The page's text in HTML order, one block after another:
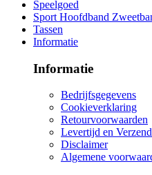
Speelgoed
Sport Hoofdband
Tassen
Informatie
Informatie
Bedrijfsgegevens
Cookieverklaring
Retourvoorwaarden
Levertijd en
Disclaimer
Algemene